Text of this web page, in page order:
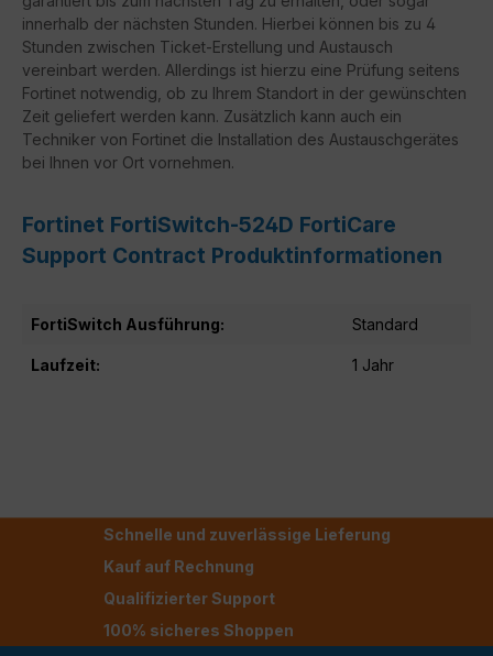
innerhalb der nächsten Stunden. Hierbei können bis zu 4
Stunden zwischen Ticket-Erstellung und Austausch
vereinbart werden. Allerdings ist hierzu eine Prüfung seitens
Fortinet notwendig, ob zu Ihrem Standort in der gewünschten
Zeit geliefert werden kann. Zusätzlich kann auch ein
Techniker von Fortinet die Installation des Austauschgerätes
bei Ihnen vor Ort vornehmen.
Fortinet FortiSwitch-524D FortiCare
Support Contract Produktinformationen
FortiSwitch Ausführung: Standard
Laufzeit: 1 Jahr
Schnelle und zuverlässige Lieferung
Kauf auf Rechnung
Qualifizierter Support
100% sicheres Shoppen